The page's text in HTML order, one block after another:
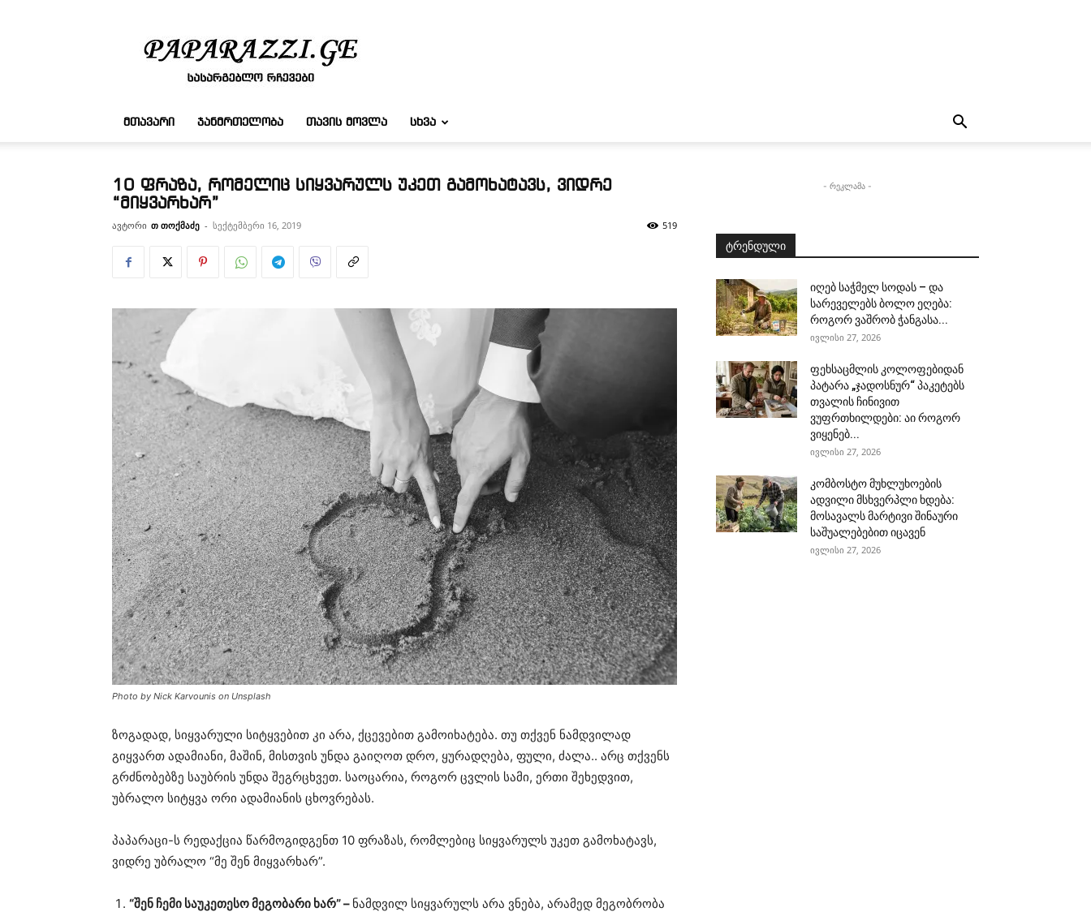
რჩევები
ᲛᲗᲐᲕᲐᲠᲘ ᲯᲐᲜᲛᲠᲗᲔᲚᲝᲑᲐ ᲗᲐᲕᲘᲡ ᲛᲝᲕᲚᲐ ᲡᲮᲕᲐ
10 ფრაზა, რომელიც სიყვარულს უკეთ გამოხატავს, ვიდრე
“მიყვარხარ”
ავტორი თ თოქმაძე - სექტემბერი 16, 2019 519
Photo by Nick Karvounis on Unsplash
ზოგადად, სიყვარული სიტყვებით კი არა, ქცევებით გამოიხატება. თუ თქვენ ნამდვილად
გიყვართ ადამიანი, მაშინ, მისთვის უნდა გაიღოთ დრო, ყურადღება, ფული, ძალა.. არც თქვენს
გრძნობებზე საუბრის უნდა შეგრცხვეთ. საოცარია, როგორ ცვლის სამი, ერთი შეხედვით,
უბრალო სიტყვა ორი ადამიანის ცხოვრებას.
პაპარაცი-ს რედაქცია წარმოგიდგენთ 10 ფრაზას, რომლებიც სიყვარულს უკეთ გამოხატავს,
ვიდრე უბრალო “მე შენ მიყვარხარ”.
“შენ ჩემი საუკეთესო მეგობარი ხარ” – ნამდვილ სიყვარულს არა ვნება, არამედ მეგობრობა
- რეკლამა -
ტრენდული
იღებ საჭმელ სოდას – და
სარეველებს ბოლო ეღება:
როგორ ვაშრობ ჭანგასა...
ივლისი 27, 2026
ფეხსაცმლის კოლოფებიდან
პატარა „ჯადოსნურ“ პაკეტებს
თვალის ჩინივით
ვუფრთხილდები: აი როგორ
ვიყენებ...
ივლისი 27, 2026
კომბოსტო მუხლუხოების
ადვილი მსხვერპლი ხდება:
მოსავალს მარტივი შინაური
საშუალებებით იცავენ
ივლისი 27, 2026